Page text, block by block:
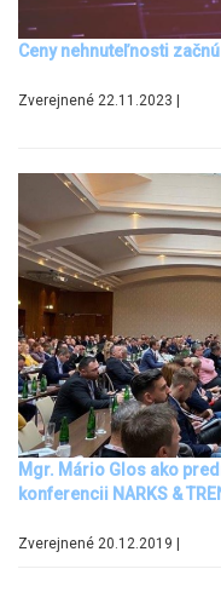
Ceny nehnuteľnosti
Zverejnené 22.11.2023 |
Mgr. Mário Glos ako
konferencii NARKS &
Zverejnené 20.12.2019 |